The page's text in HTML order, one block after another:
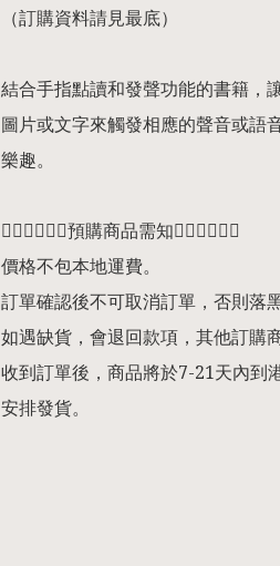
（訂購資料請見最底）
結合手指點讀和發聲功能的書籍，
圖片或文字來觸發相應的聲音或語
樂趣。
👇🏻👇🏻👇🏻預購商品需知👇🏻👇🏻👇🏻
價格不包本地運費。
訂單確認後不可取消訂單，否則落
如遇缺貨，會退回款項，其他訂購
收到訂單後，商品將於7-21天內到
安排發貨。